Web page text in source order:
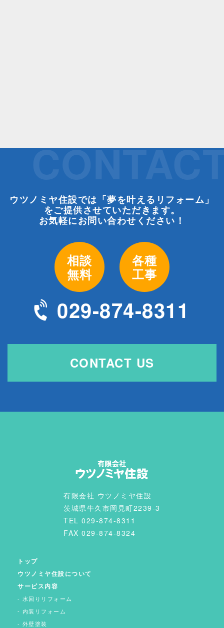
ウツノミヤ住設では「夢を叶えるリフォーム」
をご提供させていただきます。
お気軽にお問い合わせください！
相談
無料
各種
工事
029-874-8311
CONTACT US
有限会社 ウツノミヤ住設
茨城県牛久市岡見町2239-3
TEL 029-874-8311
FAX 029-874-8324
トップ
ウツノミヤ住設について
サービス内容
水回りリフォーム
内装リフォーム
外壁塗装